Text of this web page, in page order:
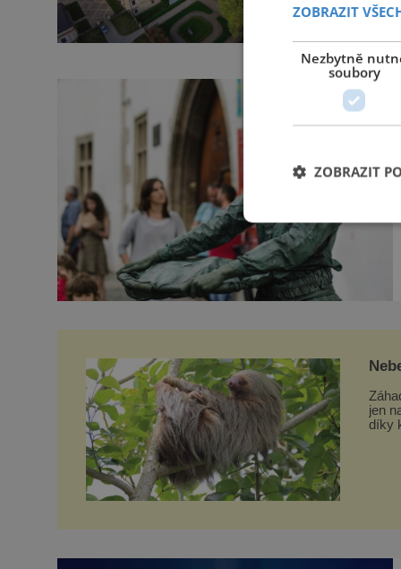
jen
díky
ZOBRAZIT
Nezbytně
soubory
ZOBRAZIT